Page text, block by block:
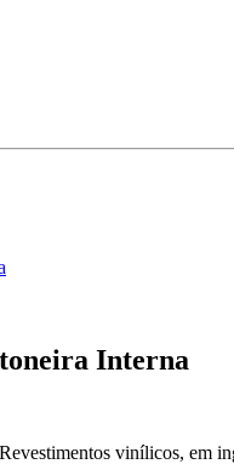
Interna
vinílicos, em